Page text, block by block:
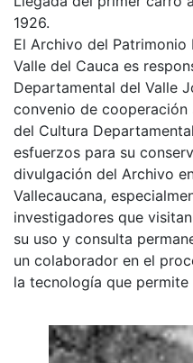
1926.
El Archivo del
Valle del Cauca es
Departamental del Valle
convenio de
del Cultura
esfuerzos para su
divulgación del Archivo
Vallecaucana,
investigadores que
su uso y consulta
un colaborador en el
la tecnología que